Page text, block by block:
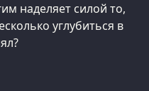
наделяет силой то,
углубиться в